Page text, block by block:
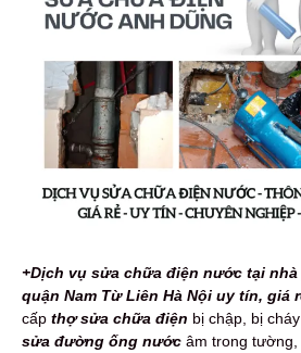
+Dịch vụ sửa chữa điện nước tại
quận Nam Từ Liên Hà Nội uy tín, giá
cấp thợ sửa chữa điện bị chập, bị
sửa đường ống nước âm trong